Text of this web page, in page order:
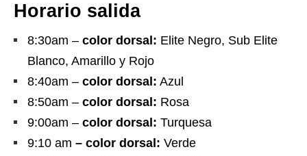
Horario salida
8:30am – color dorsal: Elite Negro, Sub Elite
Blanco, Amarillo y Rojo
8:40am – color dorsal: Azul
8:50am – color dorsal: Rosa
9:00am – color dorsal: Turquesa
9:10 am – color dorsal: Verde